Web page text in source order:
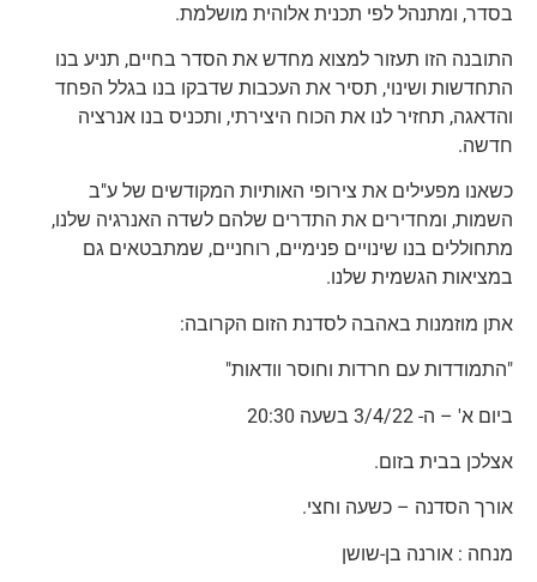
בסדר, ומתנהל לפי תכנית אלוהית מושלמת.
התובנה הזו תעזור למצוא מחדש את הסדר בחיים, תניע בנו
התחדשות ושינוי, תסיר את העכבות שדבקו בנו בגלל הפחד
והדאגה, תחזיר לנו את הכוח היצירתי, ותכניס בנו אנרציה
חדשה.
כשאנו מפעילים את צירופי האותיות המקודשים של ע"ב
השמות, ומחדירים את התדרים שלהם לשדה האנרגיה שלנו,
מתחוללים בנו שינויים פנימיים, רוחניים, שמתבטאים גם
במציאות הגשמית שלנו.
אתן מוזמנות באהבה לסדנת הזום הקרובה:
"התמודדות עם חרדות וחוסר וודאות"
ביום א' – ה- 3/4/22 בשעה 20:30
אצלכן בבית בזום.
אורך הסדנה – כשעה וחצי.
מנחה : אורנה בן-שושן